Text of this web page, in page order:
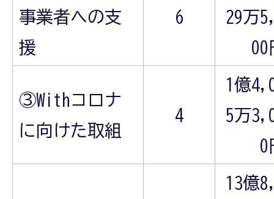
事業者への支
援
6
29万
00
③Withコロナ
に向けた取組
4
1億
5万
0
13億